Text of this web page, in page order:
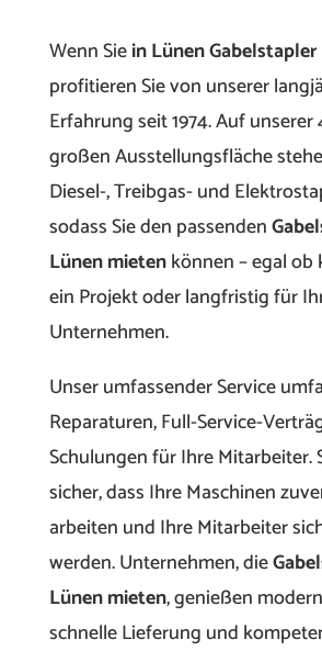
Wenn Siein Lünen
profitieren Sie von unserer
Erfahrung seit 1974. Auf unserer
großen Ausstellungsfläche
Diesel-, Treibgas- und
sodass Sie den passenden
Lünen mietenkönnen – egal
ein Projekt oder langfristig für
Unternehmen.
Unser umfassender Service
Reparaturen, Full-Service-
Schulungen für Ihre Mitarbeiter.
sicher, dass Ihre Maschinen
arbeiten und Ihre Mitarbeiter
werden. Unternehmen, die
Lünen mieten, genießen
schnelle Lieferung und